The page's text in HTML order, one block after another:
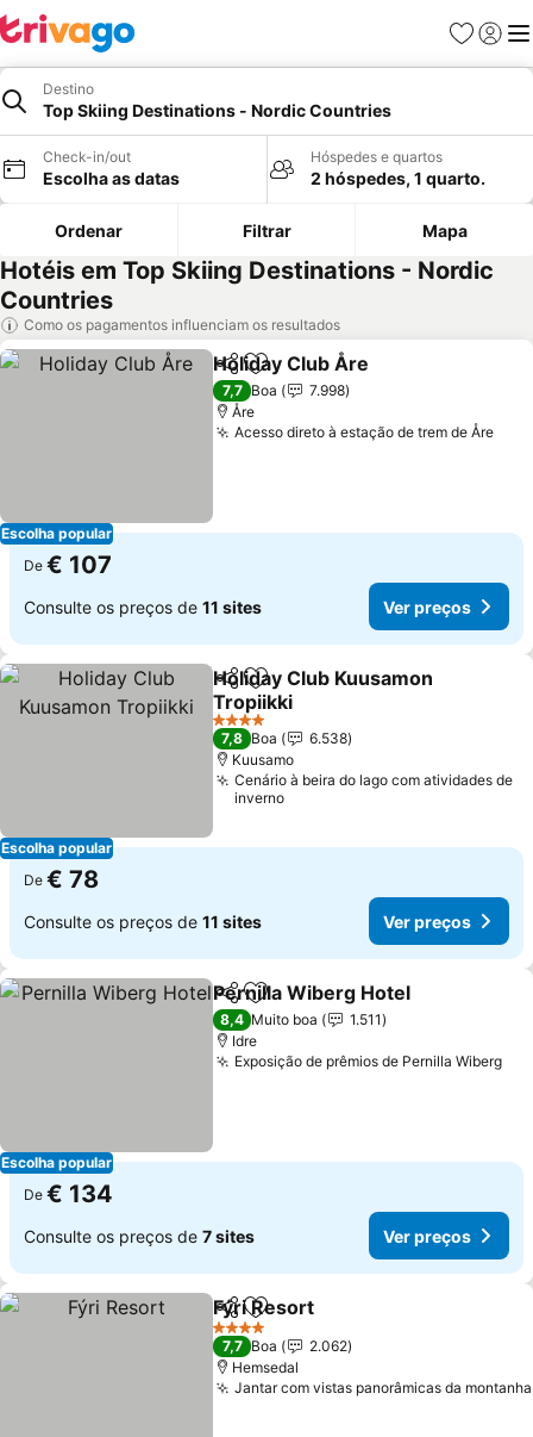
Favoritos
Iniciar
Destino
Top Skiing Destinations - Nordic Countries
Check-in/out
Escolha as datas
Hóspedes e quartos
2 hóspedes, 1 quarto.
Ordenar Filtrar Mapa
Hotéis em Top Skiing Destinations - Nordic
Countries
Como os pagamentos influenciam os resultados
Escolha popular
PartilharAdicionar aos favoritos
Holiday Club Åre
7,7 Boa
7.998
Åre
Acesso direto à estação de trem de ÅreVer
De € 107
Consulte os preços de 11 sites Ver preços
Escolha popular
PartilharAdicionar aos favoritos
Holiday Club Kuusamon
Tropiikki
Ver preços
4 Estrelas
7,8 Boa
6.538
Kuusamo
Cenário à beira do lago com atividades de
inverno
De € 78
Consulte os preços de 11 sites Ver preços
Escolha popular
PartilharAdicionar aos favoritos
Pernilla Wiberg Hotel
8,4 Muito boa
1.511
Idre
Exposição de prêmios de Pernilla Wiberg
De € 134
Consulte os preços de 7 sites Ver preços
PartilharAdicionar aos favoritos
Fýri Resort
4 Estrelas
7,7 Boa
2.062
Hemsedal
Jantar com vistas panorâmicas da montanha